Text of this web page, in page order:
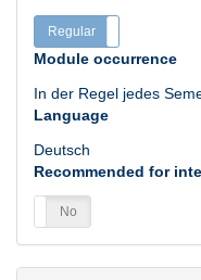
Regular
Module occurrence
In der Regel jedes
Language
Deutsch
Recommended for
No